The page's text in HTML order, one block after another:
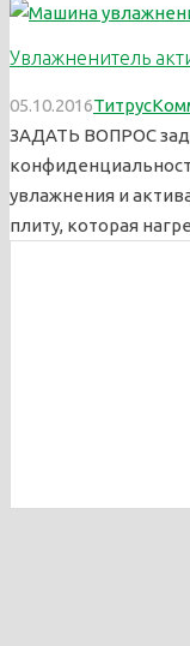
Увлажненитель
05.10.2016Титрус
ЗАДАТЬ ВОПРОС
увлажнения и
плиту, которая